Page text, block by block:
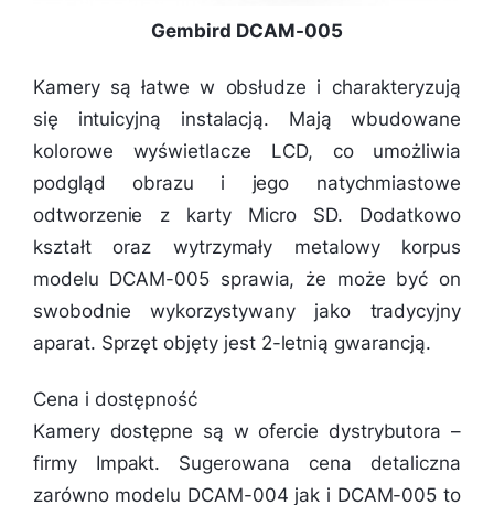
Gembird DCAM-005
Kamery są łatwe w obsłudze i charakteryzują
się intuicyjną instalacją. Mają wbudowane
kolorowe wyświetlacze LCD, co umożliwia
podgląd obrazu i jego natychmiastowe
odtworzenie z karty Micro SD. Dodatkowo
kształt oraz wytrzymały metalowy korpus
modelu DCAM-005 sprawia, że może być on
swobodnie wykorzystywany jako tradycyjny
aparat. Sprzęt objęty jest 2-letnią gwarancją.
Cena i dostępność
Kamery dostępne są w ofercie dystrybutora –
firmy Impakt. Sugerowana cena detaliczna
zarówno modelu DCAM-004 jak i DCAM-005 to